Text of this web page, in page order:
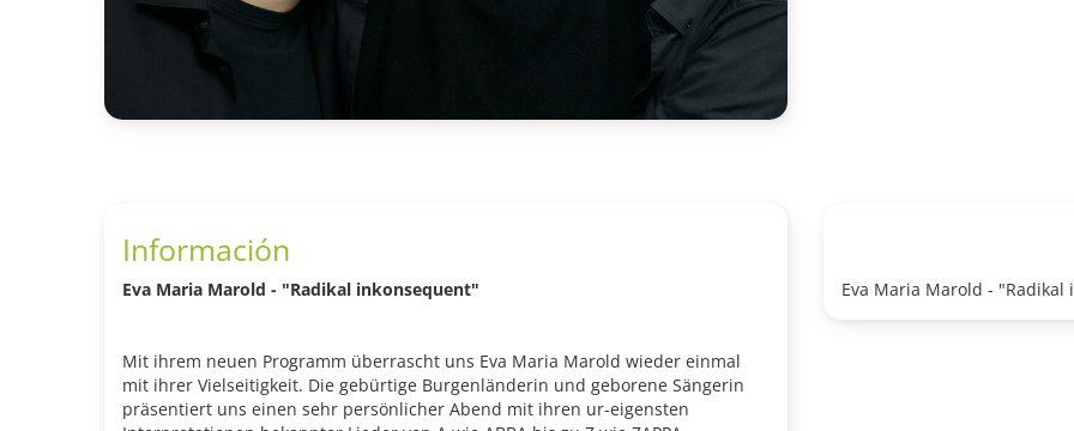
Información
Eva Maria Marold - "Radikal inkonsequent"
Mit ihrem neuen Programm überrascht uns Eva Maria Marold wieder einmal
mit ihrer Vielseitigkeit. Die gebürtige Burgenländerin und geborene Sängerin
präsentiert uns einen sehr persönlicher Abend mit ihren ur-eigensten
Eva Maria Marold - "Radikal